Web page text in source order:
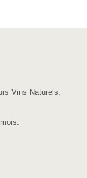
Vins Naturels,